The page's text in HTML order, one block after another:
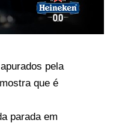
pela
que é
parada em